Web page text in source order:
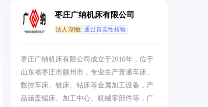
枣庄广纳机床有限公司
法人:胡敏 通过真实性核验
枣庄广纳机床有限公司成立于2016年，位于
山东省枣庄市滕州市，专业生产普通车床、
数控车床、铣床、钻床等金属加工设备，产
品涵盖锯床、加工中心、机械零部件等，广